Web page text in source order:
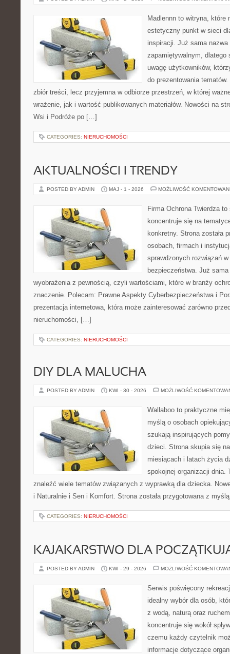
Madlennn to witryna, które
estetyczny punkt w sieci
inspiracji. Już sama
zapamiętywalnym, dlatego
uwagę użytkowników,
do prezentowania
zbiór treści, lecz przyjemna w odbiorze przestrzeń, w której
wrażenie, jak i wartość publikowanych materiałów. Nowości na
Wsi i Podróże po […]
CATEGORIES: NIERUCHOMOŚCI
AKTUALNOŚCI I TRENDY
POSTED BY ADMIN MAJ - 1 - 2026 MOŻLIWOŚĆ
Firma Ochrona Twierdza
koncentruje się na
konkretny. Strona została
osobach, firmach i
sprawdzonych rozwiązań
bezpieczeństwa. Już
wyobrażenia z pewnością, czyli wartościami, które w branży
znaczenie. Polecam: Prawne Aspekty Cyberbezpieczeństwa i
prezentacja internetowa, która może zainteresować zarówno
nieruchomości, […]
CATEGORIES: NIERUCHOMOŚCI
DIY DLA MALUCHA
POSTED BY ADMIN KWI - 30 - 2026 MOŻLIWOŚĆ
Wallaboo to praktyczne
myślą o osobach
szukają inspirujących
dzieci. Strona skupia się
miesiącach i latach życia
spokojnej organizacji dnia.
znaleźć wiele tematów związanych z wyprawką dla dziecka.
i Naturalnie i Sen i Komfort. Strona została przygotowana z
CATEGORIES: NIERUCHOMOŚCI
KAJAKARSTWO DLA
POSTED BY ADMIN KWI - 29 - 2026 MOŻLIWOŚĆ
Serwis poświęcony
idealny wybór dla osób,
z wodą, naturą oraz
koncentruje się wokół
czemu każdy czytelnik
informacje dotyczące